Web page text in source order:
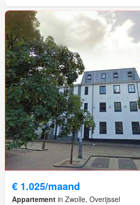
€ 1.025/maand
Appartement in Zwolle, Overijssel